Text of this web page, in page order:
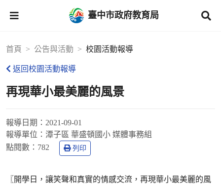
臺中市政府教育局
首頁 公告與活動 校園活動報導
返回校園活動報導
再現華小最美麗的風景
報導日期： 2021-09-01
報導單位： 潭子區 華盛頓國小 媒體事務組
點閱數： 782 列印
〖開學日，讓笑聲和真實的情感交流，再現華小最美麗的風